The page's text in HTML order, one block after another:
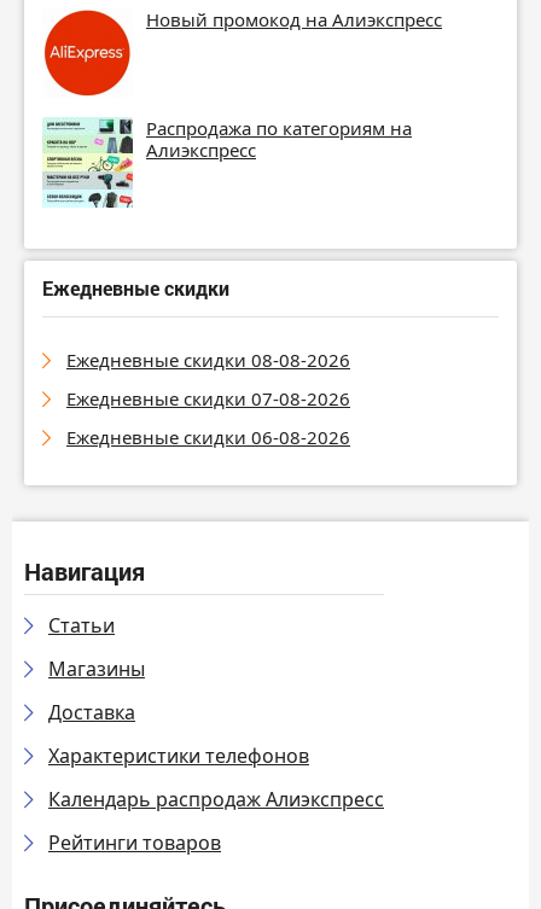
Новый промокод на Алиэкспресс
Распродажа по категориям на
Алиэкспресс
Ежедневные скидки
Ежедневные скидки 08-08-2026
Ежедневные скидки 07-08-2026
Ежедневные скидки 06-08-2026
Навигация
Статьи
Магазины
Доставка
Характеристики телефонов
Календарь распродаж Алиэкспресс
Рейтинги товаров